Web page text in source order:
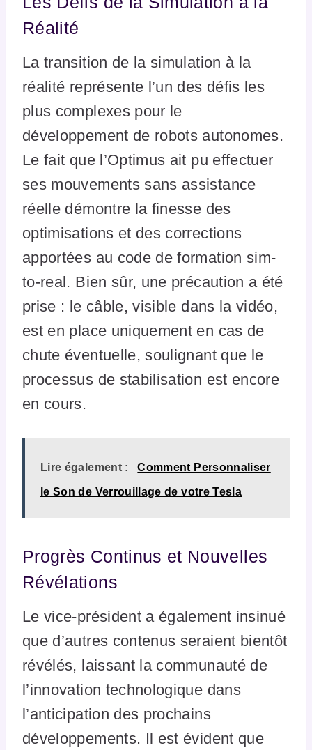
Réalité
La transition de la simulation à la
réalité représente l’un des défis les
plus complexes pour le
développement de robots autonomes.
Le fait que l’Optimus ait pu effectuer
ses mouvements sans assistance
réelle démontre la finesse des
optimisations et des corrections
apportées au code de formation sim-
to-real. Bien sûr, une précaution a été
prise : le câble, visible dans la vidéo,
est en place uniquement en cas de
chute éventuelle, soulignant que le
processus de stabilisation est encore
en cours.
Lire également : Comment Personnaliser
le Son de Verrouillage de votre Tesla
Progrès Continus et Nouvelles
Révélations
Le vice-président a également insinué
que d’autres contenus seraient bientôt
révélés, laissant la communauté de
l’innovation technologique dans
l’anticipation des prochains
développements. Il est évident que